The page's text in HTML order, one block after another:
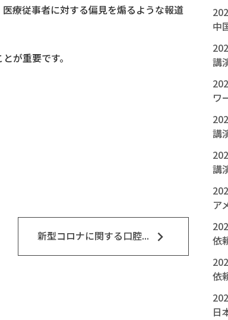
療従事者に対する偏見を煽るような報道
が重要です。
新型コロナに関する口腔... keyboard_arrow_right
中
講
ワ
講
講
ア
依
依
日